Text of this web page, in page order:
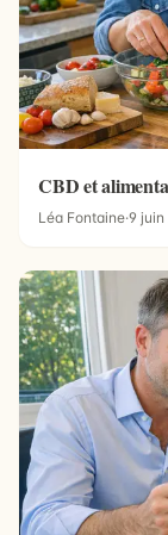
CBD et
Léa Fontaine·9 juin